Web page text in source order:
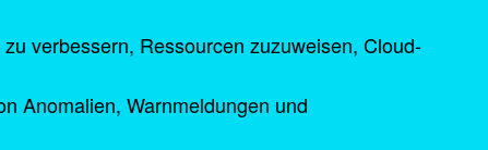
verbessern, Ressourcen zuzuweisen, Cloud-
Anomalien, Warnmeldungen und